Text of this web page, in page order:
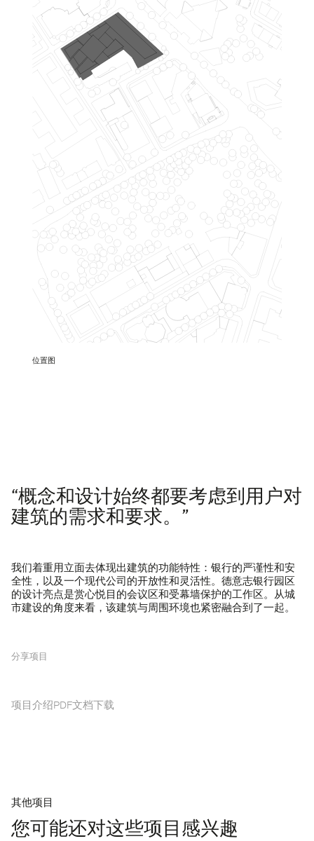
位置图
“概念和设计始终都要考虑到用户对
建筑的需求和要求。”
我们着重用立面去体现出建筑的功能特性：银行的严谨性和安
全性，以及一个现代公司的开放性和灵活性。德意志银行园区
的设计亮点是赏心悦目的会议区和受幕墙保护的工作区。从城
市建设的角度来看，该建筑与周围环境也紧密融合到了一起。
分享项目
项目介绍PDF文档下载
其他项目
您可能还对这些项目感兴趣